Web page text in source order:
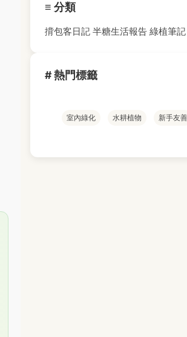
≡ 分類
揹包客日記 半糖生活報告 綠植筆記
# 熱門標籤
室內綠化 水耕植物 新手友善